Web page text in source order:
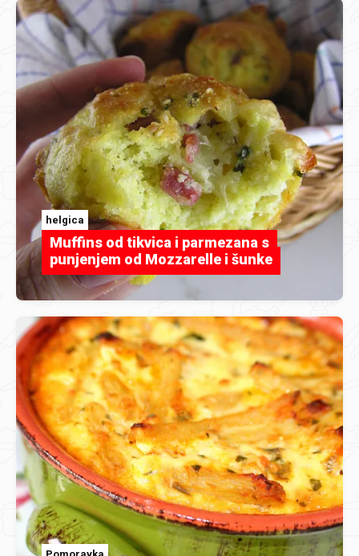
helgica
Muffins od tikvica i parmezana s
punjenjem od Mozzarelle i šunke